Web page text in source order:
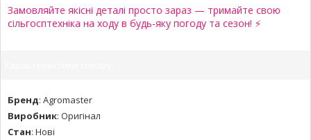
Замовляйте якісні деталі просто зараз — тримайте свою
сільгосптехніка на ходу в будь-яку погоду та сезон! ⚡
Бренд: Agromaster
Виробник: Оригінал
Стан: Нові